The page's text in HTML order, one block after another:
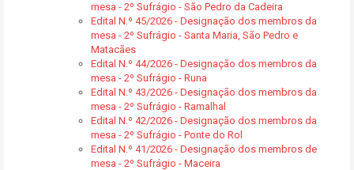
mesa - 2º Sufrágio - São Pedro da Cadeira
Edital N.º 45/2026 - Designação dos membros da
mesa - 2º Sufrágio - Santa Maria, São Pedro e
Matacães
Edital N.º 44/2026 - Designação dos membros da
mesa - 2º Sufrágio - Runa
Edital N.º 43/2026 - Designação dos membros da
mesa - 2º Sufrágio - Ramalhal
Edital N.º 42/2026 - Designação dos membros da
mesa - 2º Sufrágio - Ponte do Rol
Edital N.º 41/2026 - Designação dos membros de
mesa - 2º Sufrágio - Maceira